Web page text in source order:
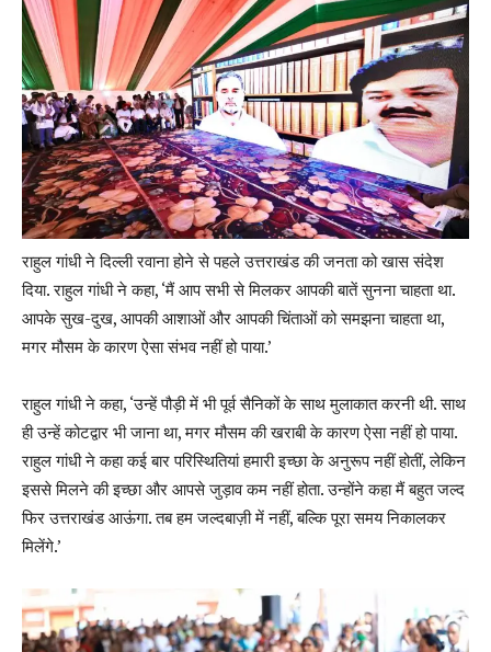
राहुल गांधी ने दिल्ली रवाना होने से पहले उत्तराखंड की जनता को खास संदेश
दिया. राहुल गांधी ने कहा, ‘मैं आप सभी से मिलकर आपकी बातें सुनना चाहता था.
आपके सुख-दुख, आपकी आशाओं और आपकी चिंताओं को समझना चाहता था,
मगर मौसम के कारण ऐसा संभव नहीं हो पाया.’
राहुल गांधी ने कहा, ‘उन्हें पौड़ी में भी पूर्व सैनिकों के साथ मुलाकात करनी थी. साथ
ही उन्हें कोटद्वार भी जाना था, मगर मौसम की खराबी के कारण ऐसा नहीं हो पाया.
राहुल गांधी ने कहा कई बार परिस्थितियां हमारी इच्छा के अनुरूप नहीं होतीं, लेकिन
इससे मिलने की इच्छा और आपसे जुड़ाव कम नहीं होता. उन्होंने कहा मैं बहुत जल्द
फिर उत्तराखंड आऊंगा. तब हम जल्दबाज़ी में नहीं, बल्कि पूरा समय निकालकर
मिलेंगे.’